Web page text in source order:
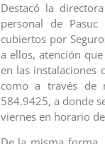
Destacó la
personal de
cubiertos por
a ellos, atención
en las instalaciones
como a través de
584.9425, a donde
viernes en horario